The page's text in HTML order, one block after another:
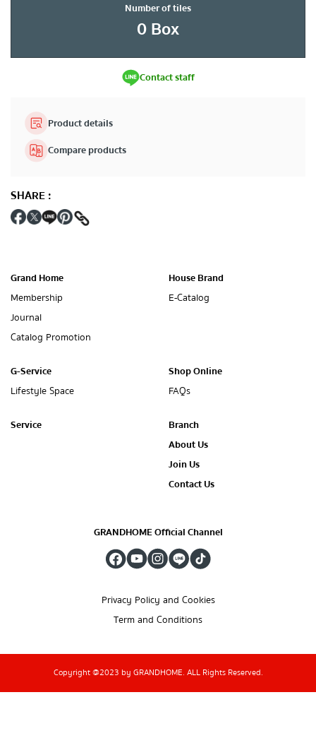
Number of tiles
0Box
Contact staff
Product details
Compare products
SHARE:
Grand Home
Membership
Journal
Catalog Promotion
House Brand
E-Catalog
G-Service
Lifestyle Space
Shop Online
FAQs
Service
Branch
About Us
Join Us
Contact Us
GRANDHOME Official Channel
Privacy Policy and Cookies
Term and Conditions
Copyright @2023 by GRANDHOME. ALL Rights Reserved.